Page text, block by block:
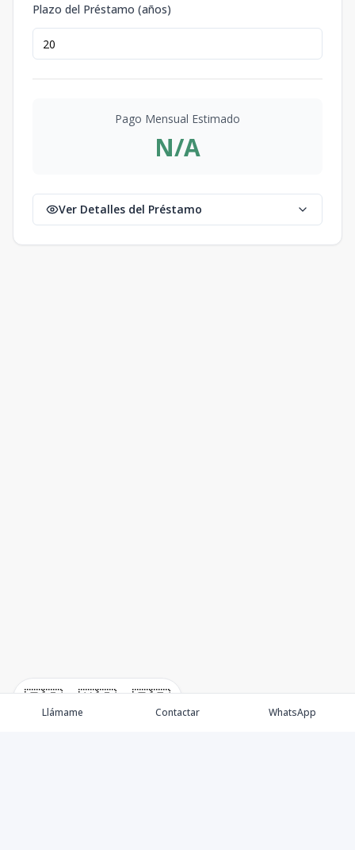
🇪🇸 🇺🇸 🇫🇷
Plazo del Préstamo (años)
Pago Mensual Estimado
N/A
Ver Detalles del Préstamo
Llámame Contactar WhatsApp